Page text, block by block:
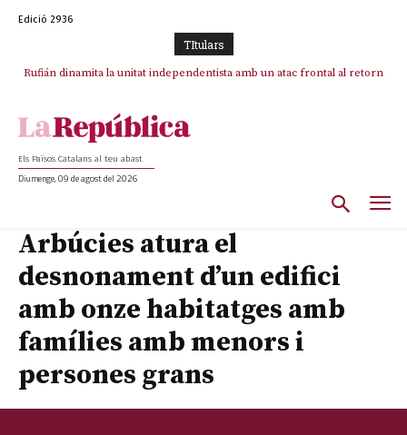
Edició 2936
TItulars
Rufián dinamita la unitat independentista amb un atac frontal al retorn
Els Països Catalans al teu abast
Diumenge, 09 de agost del 2026
Arbúcies atura el
desnonament d’un edifici
amb onze habitatges amb
famílies amb menors i
persones grans